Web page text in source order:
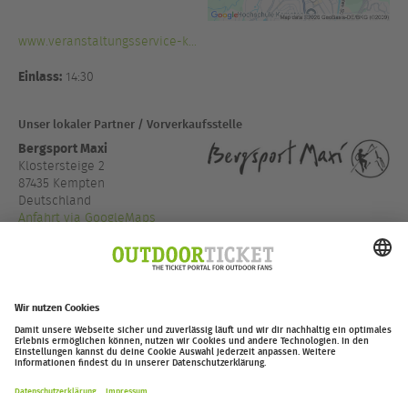
www.veranstaltungsservice-k...
Einlass: 14:30
Unser lokaler Partner / Vorverkaufsstelle
Bergsport Maxi
Klostersteige 2
87435 Kempten
Deutschland
Anfahrt via GoogleMaps
www.bergsport-maxi.de
outdoor-ticket.net– Ein Projekt von